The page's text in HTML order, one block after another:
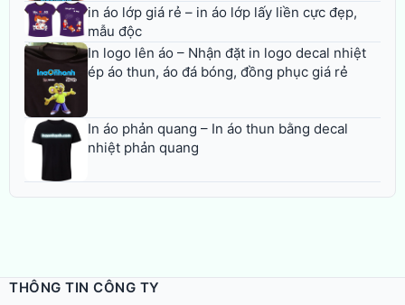
in áo lớp giá rẻ – in áo lớp lấy liền cực đẹp,
mẫu độc
In logo lên áo – Nhận đặt in logo decal nhiệt
ép áo thun, áo đá bóng, đồng phục giá rẻ
In áo phản quang – In áo thun bằng decal
nhiệt phản quang
THÔNG TIN CÔNG TY